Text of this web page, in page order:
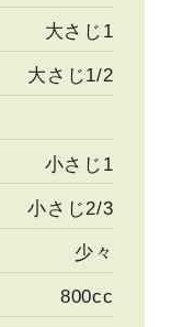
大さじ1
大さじ1/2
小さじ1
小さじ2/3
少々
800cc